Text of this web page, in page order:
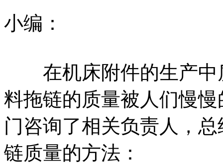
小编：
在机床附件的生产中
料拖链的质量被人们慢
门咨询了相关负责人，
链质量的方法：